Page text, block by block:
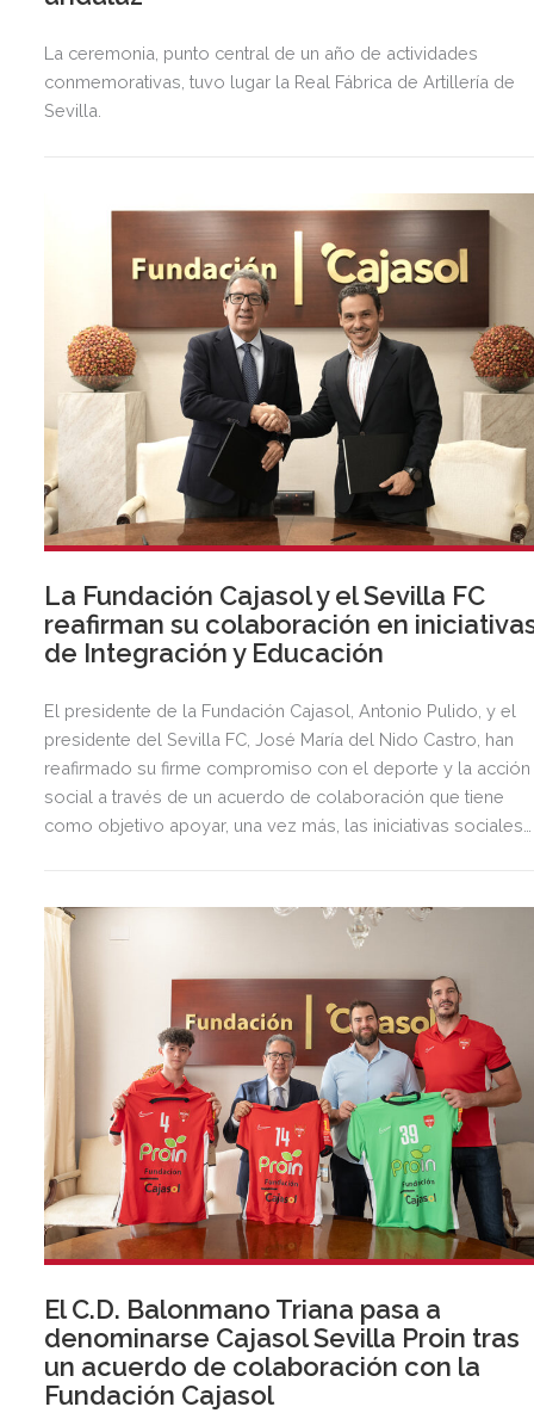
La ceremonia, punto central de un año de actividades
conmemorativas, tuvo lugar la Real Fábrica de Artillería de
Sevilla.
La Fundación Cajasol y el Sevilla FC
reafirman su colaboración en
de Integración y Educación
El presidente de la Fundación Cajasol, Antonio Pulido, y el
presidente del Sevilla FC, José María del Nido Castro, han
reafirmado su firme compromiso con el deporte y la acción
social a través de un acuerdo de colaboración que tiene
como objetivo apoyar, una vez más, las iniciativas sociales
desarrollan a través de programas emblemáticos como
‘Sácale partido al cole’, el Mundialito de la Inmigración y el
programa Gólgota de Semana Santa.
El C.D. Balonmano Triana pasa a
denominarse Cajasol Sevilla Proin tras
un acuerdo de colaboración con la
Fundación Cajasol